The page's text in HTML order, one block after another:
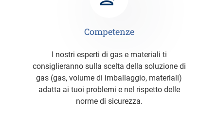
Competenze
consiglieranno sulla scelta della soluzione di
gas (gas, volume di imballaggio, materiali)
adatta ai tuoi problemi e nel rispetto delle
norme di sicurezza.